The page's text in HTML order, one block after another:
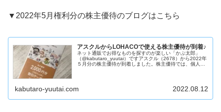
▼2022年5月権利分の株主優待のブログはこちら
アスクルからLOHACOで使える株主優待が到着♪
ネット通販でお得なものを探すのが楽しい「かぶ太郎」
（@kabutaro_yuutai）ですアスクル（2678）から2022年
５月分の株主優待が到着しました。株主優待では、個人向
kabutaro-yuutai.com 2022.08.12